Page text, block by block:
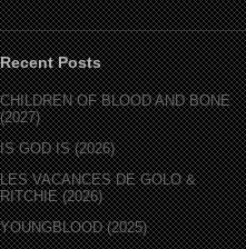
Recent Posts
CHILDREN OF BLOOD AND BONE
(2027)
IS GOD IS (2026)
LES VACANCES DE GOLO &
RITCHIE (2026)
YOUNGBLOOD (2025)